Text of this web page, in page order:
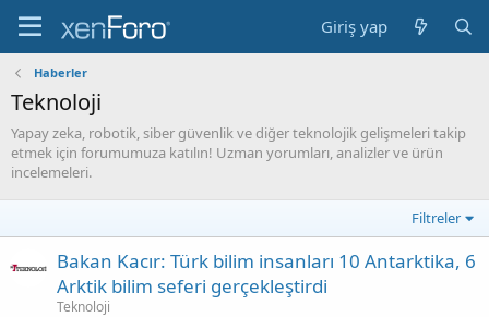
Giriş yap
Haberler
Teknoloji
Yapay zeka, robotik, siber güvenlik ve diğer teknolojik gelişmeleri takip
etmek için forumumuza katılın! Uzman yorumları, analizler ve ürün
incelemeleri.
Filtreler
Bakan Kacır: Türk bilim insanları 10 Antarktika, 6
Arktik bilim seferi gerçekleştirdi
Teknoloji